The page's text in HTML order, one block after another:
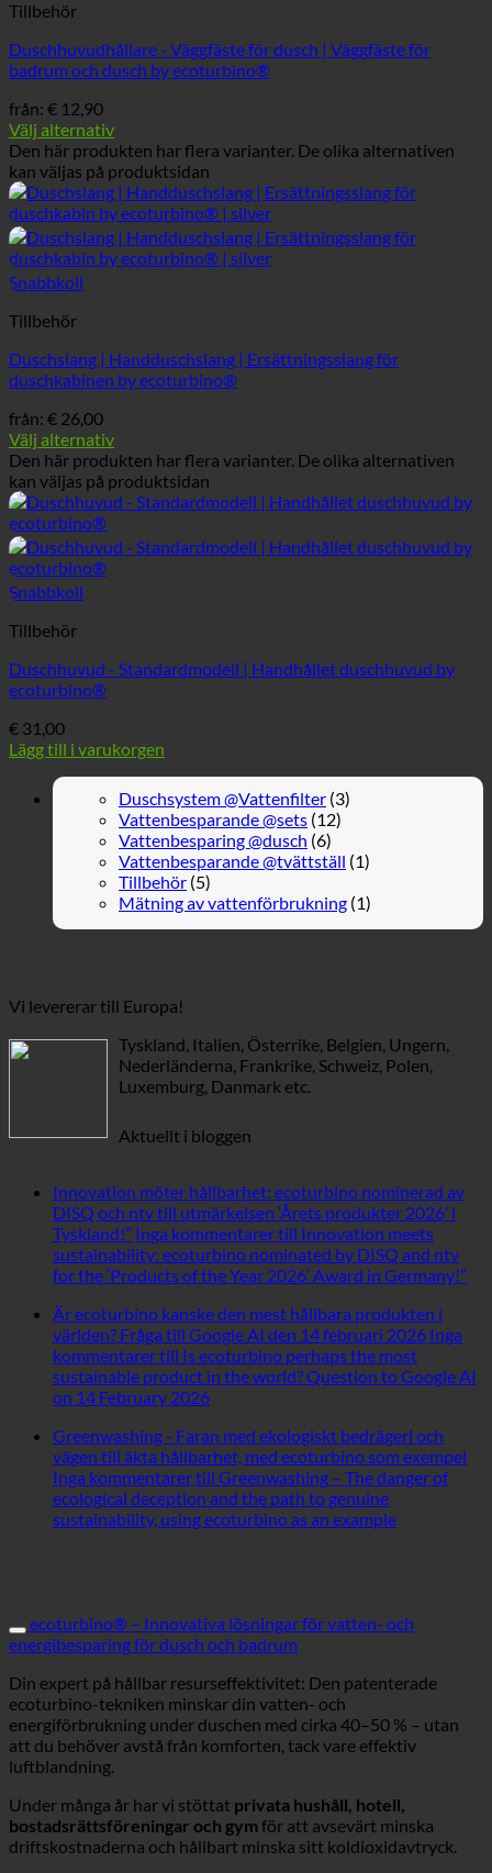
Tillbehör
Duschhuvudhållare - Väggfäste för dusch | Väggfäste för
badrum och dusch by ecoturbino®
från: € 12,90
Välj alternativ
Den här produkten har flera varianter. De olika alternativen
kan väljas på produktsidan
Snabbkoll
Tillbehör
Duschslang | Handduschslang | Ersättningsslang för
duschkabinen by ecoturbino®
från: € 26,00
Välj alternativ
Den här produkten har flera varianter. De olika alternativen
kan väljas på produktsidan
Snabbkoll
Tillbehör
Duschhuvud - Standardmodell | Handhållet duschhuvud by
ecoturbino®
€ 31,00
Lägg till i varukorgen
Duschsystem @Vattenfilter (3)
Vattenbesparande @sets (12)
Vattenbesparing @dusch (6)
Vattenbesparande @tvättställ (1)
Tillbehör (5)
Mätning av vattenförbrukning (1)
Vi levererar till Europa!
Tyskland, Italien, Österrike, Belgien, Ungern,
Nederländerna, Frankrike, Schweiz, Polen,
Luxemburg, Danmark etc.
Aktuellt i bloggen
Innovation möter hållbarhet: ecoturbino nominerad av
DISQ och ntv till utmärkelsen ‘Årets produkter 2026’ i
Tyskland!” Inga kommentarertill Innovation meets
sustainability: ecoturbino nominated by DISQ and ntv
for the ‘Products of the Year 2026’ Award in Germany!”
Är ecoturbino kanske den mest hållbara produkten i
världen? Fråga till Google AI den 14 februari 2026 Inga
kommentarertill Is ecoturbino perhaps the most
sustainable product in the world? Question to Google AI
on 14 February 2026
Greenwashing - Faran med ekologiskt bedrägeri och
vägen till äkta hållbarhet, med ecoturbino som exempel
Inga kommentarertill Greenwashing – The danger of
ecological deception and the path to genuine
sustainability, using ecoturbino as an example
ecoturbino® – Innovativa lösningar för vatten- och
energibesparing för dusch och badrum
Din expert på hållbar resurseffektivitet: Den patenterade
ecoturbino-tekniken minskar din vatten- och
energiförbrukning under duschen med cirka 40–50 % – utan
att du behöver avstå från komforten, tack vare effektiv
luftblandning.
Under många år har vi stöttat privata hushåll, hotell,
bostadsrättsföreningar och gymför att avsevärt minska
driftskostnaderna och hållbart minska sitt koldioxidavtryck.